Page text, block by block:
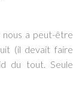
nous a peut-être
(il devait faire
du tout. Seule